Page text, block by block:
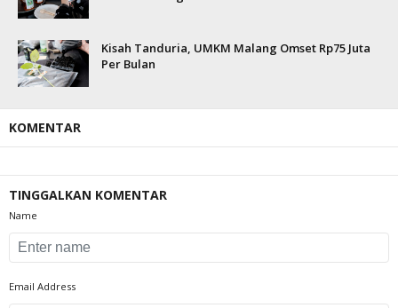
Kisah Tanduria, UMKM Malang Omset Rp75 Juta
Per Bulan
KOMENTAR
TINGGALKAN KOMENTAR
Name
Email Address